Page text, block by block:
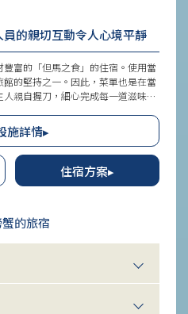
的親切互動令人心境平靜
富的「但馬之食」的住宿。使用當
的堅持之一。因此，菜單也是在當
親自握刀，細心完成每一道滋味深
冬季的熱門方案。此外，還能一邊
溫泉大浴場或貸切溫泉享受泡湯樂
施詳情▸
住宿方案▸
的旅宿